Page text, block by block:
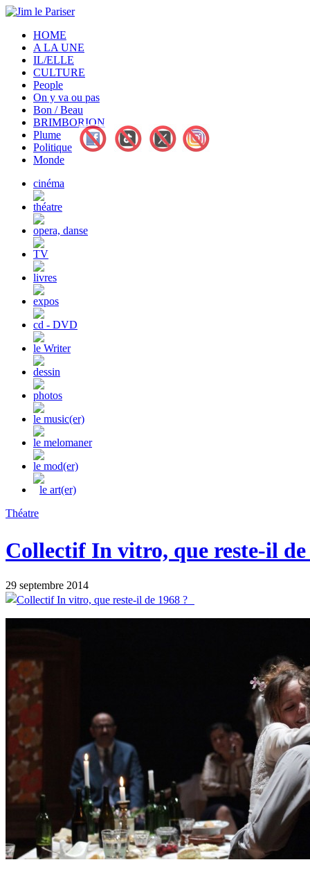
HOME
A LA UNE
IL/ELLE
CULTURE
People
On y va ou pas
Bon / Beau
BRIMBORION
Plume
Politique
Monde
cinéma
théatre
opera, danse
TV
livres
expos
cd - DVD
le Writer
dessin
photos
le music(er)
le melomaner
le mod(er)
le art(er)
Théatre
Collectif In vitro, que reste-il
29 septembre 2014